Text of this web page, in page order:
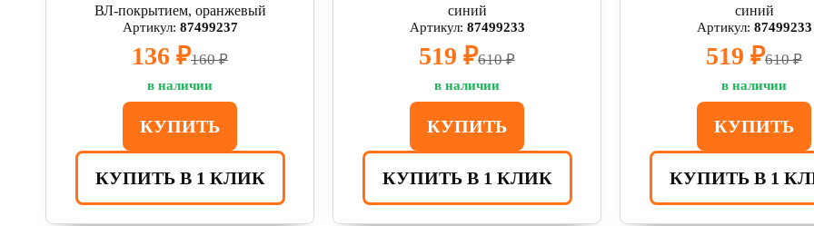
ВЛ-покрытием, оранжевый
Артикул: 87499237
136 ₽160 ₽
в наличии
КУПИТЬ
КУПИТЬ В 1 КЛИК
синий
Артикул: 87499233
519 ₽610 ₽
в наличии
КУПИТЬ
КУПИТЬ В 1 КЛИК
синий
Артикул: 87499233
519 ₽610 ₽
в наличии
КУПИТЬ
КУПИТЬ В 1